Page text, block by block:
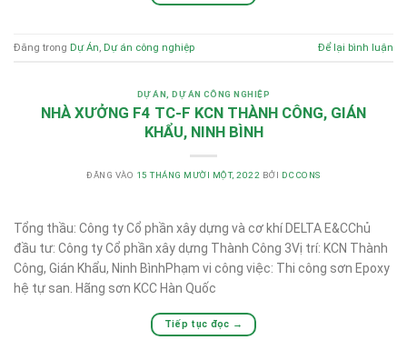
Đăng trong Dự Án, Dự án công nghiệp Để lại bình luận
DỰ ÁN, DỰ ÁN CÔNG NGHIỆP
NHÀ XƯỞNG F4 TC-F KCN THÀNH CÔNG, GIÁN
KHẨU, NINH BÌNH
ĐĂNG VÀO 15 THÁNG MƯỜI MỘT, 2022 BỞI DCCONS
Tổng thầu: Công ty Cổ phần xây dựng và cơ khí DELTA E&CChủ
đầu tư: Công ty Cổ phần xây dựng Thành Công 3Vị trí: KCN Thành
Công, Gián Khẩu, Ninh BìnhPhạm vi công việc: Thi công sơn Epoxy
hệ tự san. Hãng sơn KCC Hàn Quốc
Tiếp tục đọc →